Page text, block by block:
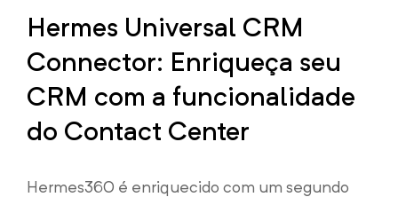
Hermes Universal CRM
Connector: Enriqueça seu
CRM com a funcionalidade
do Contact Center
Hermes360 é enriquecido com um segundo